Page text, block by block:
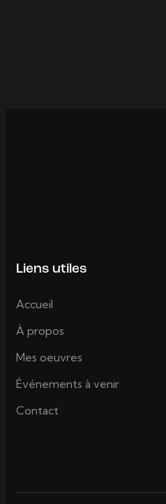
Liens utiles
Accueil
À propos
Mes oeuvres
Événements à venir
Contact